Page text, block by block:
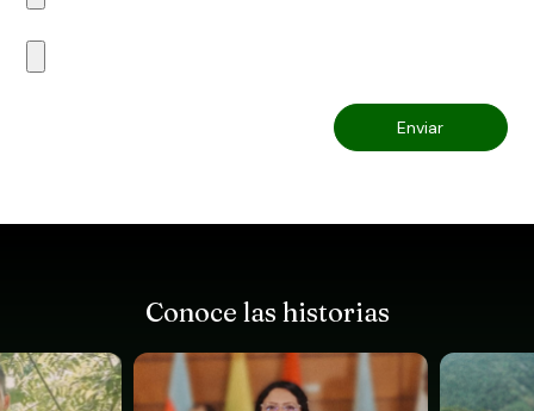
Enviar
Conoce las historias